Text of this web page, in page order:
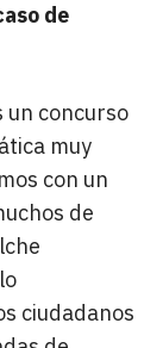
de
un concurso
muy
con un
de
ciudadanos